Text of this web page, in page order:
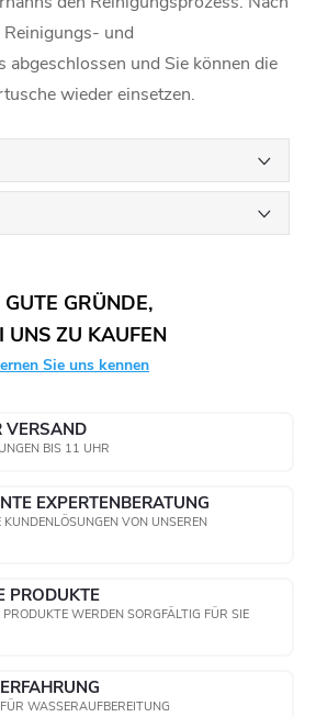
und
abgeschlossen und Sie können die
wieder einsetzen.
GRÜNDE,
UNS ZU KAUFEN
Sie uns kennen
VERSAND
BIS 11 UHR
EXPERTENBERATUNG
KUNDENLÖSUNGEN VON UNSEREN
PRODUKTE
WERDEN SORGFÄLTIG FÜR SIE
WASSERAUFBEREITUNG